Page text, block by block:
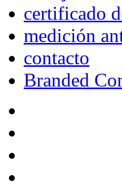
certificado
medición
contacto
Branded